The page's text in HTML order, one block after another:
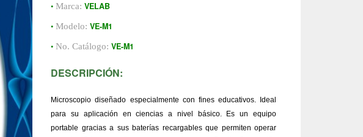
•Marca:VELAB
•Modelo:VE-M1
•No. Catálogo:VE-M1
DESCRIPCIÓN:
Microscopio diseñado especialmente con fines educativos. Ideal
para su aplicación en ciencias a nivel básico. Es un equipo
portable gracias a sus baterías recargables que permiten operar